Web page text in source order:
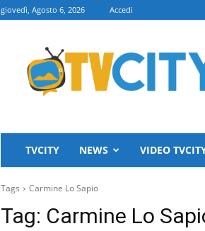
giovedì, Agosto 6, 2026 Accedi
TVCITY
TVCITY NEWS VIDEO
Tags Carmine Lo Sapio
Tag: Carmine Lo